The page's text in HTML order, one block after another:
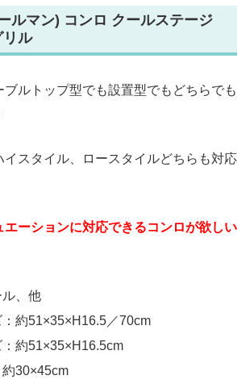
ルマン) コンロ クールステージ
リル
ブルトップ型でも設置型でもどちらでも
イスタイル、ロースタイルどちらも対応
エーションに対応できるコンロが欲しい
、他
約51×35×H16.5／70cm
約51×35×H16.5cm
30×45cm